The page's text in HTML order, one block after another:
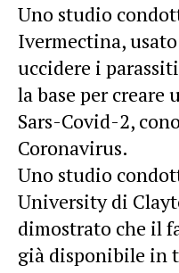
Uno studio
Ivermectina,
uccidere i
la base per creare
Sars-Covid-2,
Coronavirus.
Uno studio
University di
dimostrato che il
già disponibile in